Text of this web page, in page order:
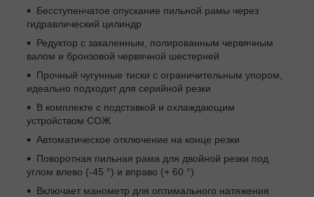
Бесступенчатое опускание пильной рамы через
гидравлический цилиндр
Редуктор с закаленным, полированным червячным
валом и бронзовой червячной шестерней
Прочный чугунные тиски с ограничительным упором,
идеально подходит для серийной резки
В комплекте с подставкой и охлаждающим
устройством СОЖ
Автоматическое отключение на конце резки
Поворотная пильная рама для двойной резки под
углом влево (-45 °) и вправо (+ 60 °)
Включает манометр для оптимального натяжения